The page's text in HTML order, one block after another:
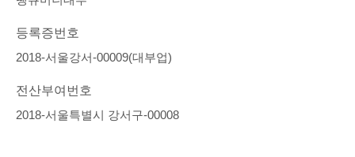
등록증번호
2018-서울강서-00009(대부업)
전산부여번호
2018-서울특별시 강서구-00008